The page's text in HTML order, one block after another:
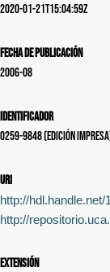
2020-01-21T15:04:59Z
Fecha de publicación
2006-08
Identificador
0259-9848 (edición
uri
http://hdl.handle.net/
http://
Extensión